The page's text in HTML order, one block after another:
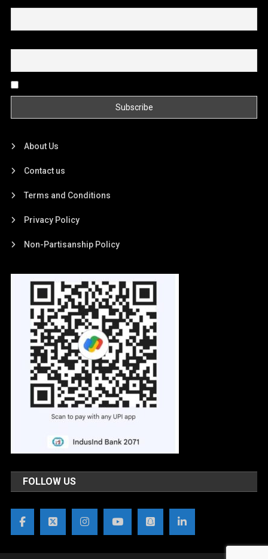
About Us
Contact us
Terms and Conditions
Privacy Policy
Non-Partisanship Policy
FOLLOW US